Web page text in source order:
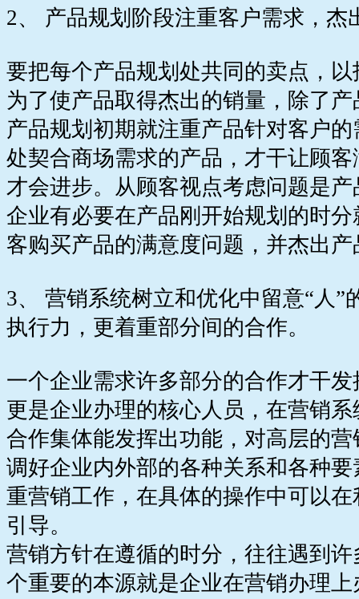
2、 产品规划阶段注重客户需求，杰
要把每个产品规划处共同的卖点，
为了使产品取得杰出的销量，除了
产品规划初期就注重产品针对客户
处契合商场需求的产品，才干让顾
才会进步。从顾客视点考虑问题是
企业有必要在产品刚开始规划的时
客购买产品的满意度问题，并杰出
3、 营销系统树立和优化中留意“人”
执行力，更着重部分间的合作。
一个企业需求许多部分的合作才干
更是企业办理的核心人员，在营销
合作集体能发挥出功能，对高层的
调好企业内外部的各种关系和各种
重营销工作，在具体的操作中可以
引导。
营销方针在遵循的时分，往往遇到
个重要的本源就是企业在营销办理